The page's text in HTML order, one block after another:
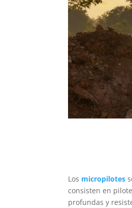
Los micropilotes
consisten en
profundas y